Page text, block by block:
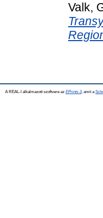
Valk,
A REAL-I alkalmazott szoftvere az EPrints 3, amit a